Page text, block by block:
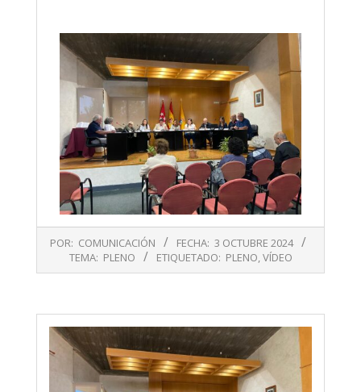
10-
POR: COMUNICACIÓN FECHA: 3 OCTUBRE 2024
TEMA: PLENO ETIQUETADO: PLENO,VÍDEO